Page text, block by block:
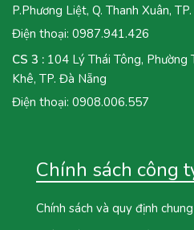
P.Phương Liệt, Q. Thanh Xuân,
Điện thoại: 0987.941.426
CS 3 : 104 Lý Thái Tông, Phường
Khê, TP. Đà Nẵng
Điện thoại: 0908.006.557
Chính sách công
Chính sách và quy định chung